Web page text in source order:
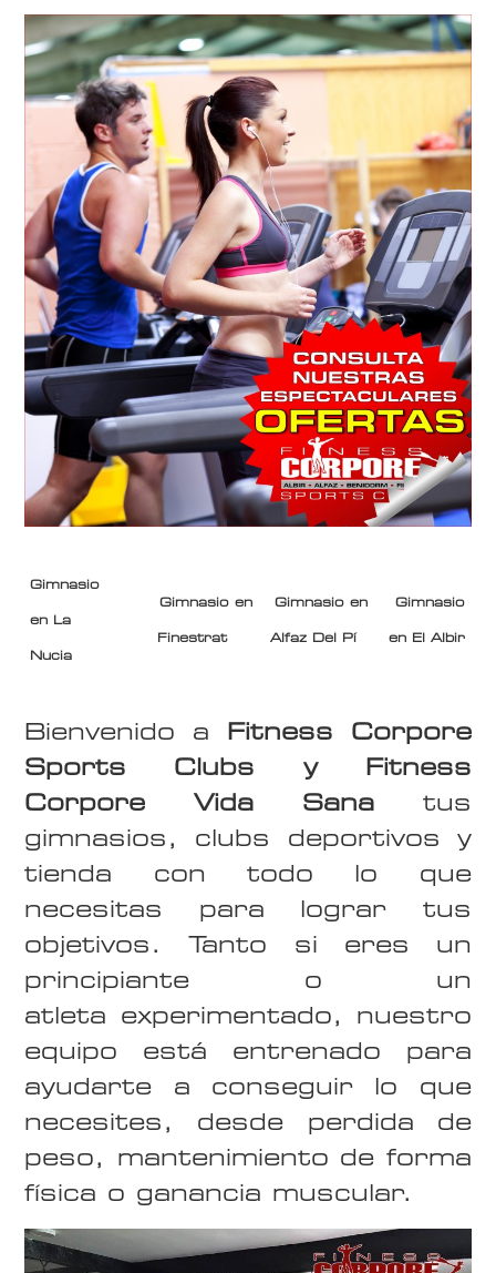
Gimnasio
en La
Nucia
Gimnasio en
Finestrat
Gimnasio en
Alfaz Del Pí
Gimnasio
en El Albir
Bienvenido a Fitness Corpore
Sports Clubs y Fitness
Corpore Vida Sanatus
gimnasios, clubs deportivos y
tienda con todo lo que
necesitas para lograr tus
objetivos. Tanto si eres un
principiante o un
atleta experimentado, nuestro
equipo está entrenado para
ayudarte a conseguir lo que
necesites, desde perdida de
peso, mantenimiento de forma
física o ganancia muscular.